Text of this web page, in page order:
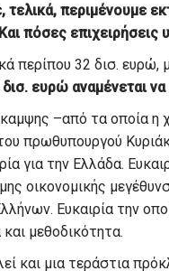
τελικά, περιμένουμε
πόσες
περίπου 32 δισ.
δισ. ευρώ αναμένεται
–από τα οποία
πρωθυπουργού
για την Ελλάδα.
οικονομικής
Ευκαιρία την
μεθοδικότητα.
και μια τεράστια